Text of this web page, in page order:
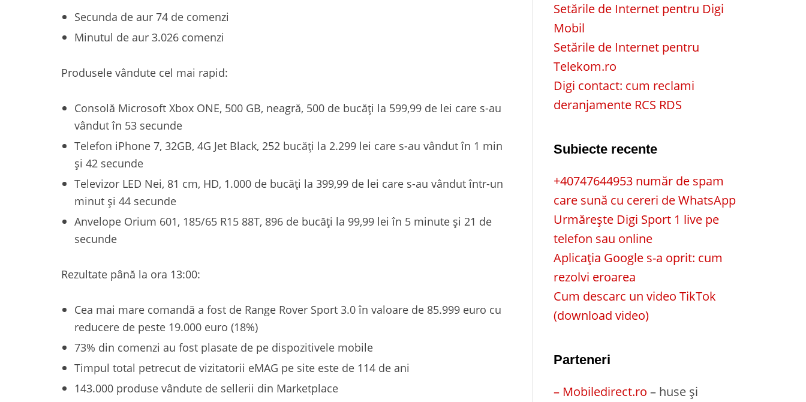
Secunda de aur 74 de comenzi
Minutul de aur 3.026 comenzi
Produsele vândute cel mai rapid:
Consolă Microsoft Xbox ONE, 500 GB, neagră, 500 de bucăți la 599,99 de lei care s-au
vândut în 53 secunde
Telefon iPhone 7, 32GB, 4G Jet Black, 252 bucăți la 2.299 lei care s-au vândut în 1 min
și 42 secunde
Televizor LED Nei, 81 cm, HD, 1.000 de bucăți la 399,99 de lei care s-au vândut într-un
minut și 44 secunde
Anvelope Orium 601, 185/65 R15 88T, 896 de bucăți la 99,99 lei în 5 minute și 21 de
secunde
Rezultate până la ora 13:00:
Cea mai mare comandă a fost de Range Rover Sport 3.0 în valoare de 85.999 euro cu
reducere de peste 19.000 euro (18%)
73% din comenzi au fost plasate de pe dispozitivele mobile
Timpul total petrecut de vizitatorii eMAG pe site este de 114 de ani
143.000 produse vândute de sellerii din Marketplace
Setările de Internet pentru Digi
Mobil
Setările de Internet pentru
Telekom.ro
Digi contact: cum reclami
deranjamente RCS RDS
Subiecte recente
+40747644953 număr de spam
care sună cu cereri de WhatsApp
Urmărește Digi Sport 1 live pe
telefon sau online
Aplicația Google s-a oprit: cum
rezolvi eroarea
Cum descarc un video TikTok
(download video)
Parteneri
– Mobiledirect.ro – huse și